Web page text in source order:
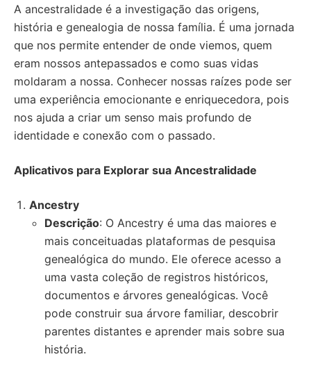
A ancestralidade é a investigação das origens,
história e genealogia de nossa família. É uma jornada
que nos permite entender de onde viemos, quem
eram nossos antepassados e como suas vidas
moldaram a nossa. Conhecer nossas raízes pode ser
uma experiência emocionante e enriquecedora, pois
nos ajuda a criar um senso mais profundo de
identidade e conexão com o passado.
Aplicativos para Explorar sua Ancestralidade
Ancestry
Descrição: O Ancestry é uma das maiores e
mais conceituadas plataformas de pesquisa
genealógica do mundo. Ele oferece acesso a
uma vasta coleção de registros históricos,
documentos e árvores genealógicas. Você
pode construir sua árvore familiar, descobrir
parentes distantes e aprender mais sobre sua
história.